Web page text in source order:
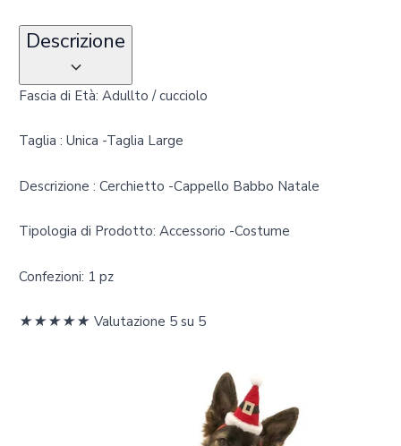
Descrizione
Fascia di Età: Adullto / cucciolo
Taglia : Unica -Taglia Large
Descrizione : Cerchietto -Cappello Babbo Natale
Tipologia di Prodotto: Accessorio -Costume
Confezioni: 1 pz
★★★★★ Valutazione 5 su 5